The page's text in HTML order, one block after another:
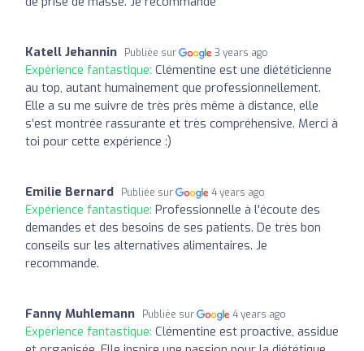
Katell Jehannin Publiée sur 3 years ago
Expérience fantastique: Clémentine est une diététicienne
au top, autant humainement que professionnellement.
Elle a su me suivre de très près même à distance, elle
s’est montrée rassurante et très compréhensive. Merci à
toi pour cette expérience :)
Emilie Bernard Publiée sur 4 years ago
Expérience fantastique: Professionnelle à l'écoute des
demandes et des besoins de ses patients. De très bon
conseils sur les alternatives alimentaires. Je
recommande.
Fanny Muhlemann Publiée sur 4 years ago
Expérience fantastique: Clémentine est proactive, assidue